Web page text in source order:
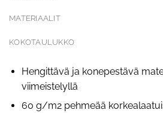
MATERIAALIT
KOKOTAULUKKO
Hengittävä ja konepestävä
viimeistelyllä
60 g/m2 pehmeää